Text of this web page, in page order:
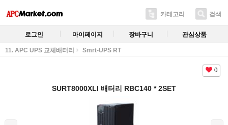
카테고리 검색
로그인 마이페이지 장바구니 관심상품
11. APC UPS 교체배터리 Smrt-UPS RT
0
SURT8000XLI 배터리 RBC140 * 2SET